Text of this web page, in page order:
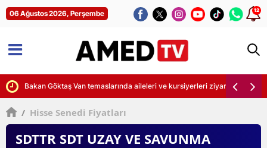
06 Ağustos 2026, Perşembe 12
yitirdi
Bakan Göktaş Van temaslarında aileleri ve kursiyerleri ziyaret etti
/ Hisse Senedi Fiyatları
SDTTR SDT UZAY VE SAVUNMA